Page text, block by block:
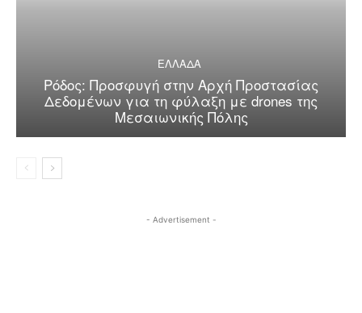
ΕΛΛΑΔΑ
Ρόδος: Προσφυγή στην Αρχή Προστασίας
Δεδομένων για τη φύλαξη με drones της
Μεσαιωνικής Πόλης
- Advertisement -